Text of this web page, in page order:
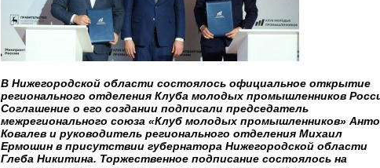
В Нижегородской области состоялось официальное открытие
регионального отделения Клуба молодых промышленников
Соглашение о его создании подписали председатель
межрегионального союза «Клуб молодых промышленников»
Ковалев и руководитель регионального отделения Михаил
Ермошин в присутствии губернатора Нижегородской области
Глеба Никитина. Торжественное подписание состоялось на